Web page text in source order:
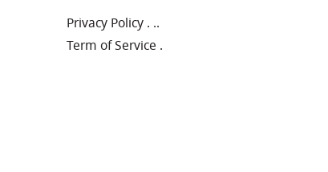
Privacy Policy . ..
Term of Service .